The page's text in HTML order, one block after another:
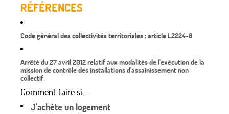
RÉFÉRENCES
Code général des collectivités territoriales : article L2224-8
Arrêté du 27 avril 2012 relatif aux modalités de l'exécution de la
mission de contrôle des installations d'assainissement non
collectif
Comment faire si...
J'achète un logement